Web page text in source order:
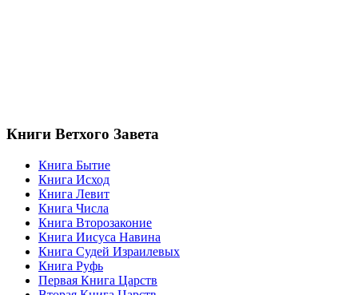
Книги Ветхого Завета
Книга Бытие
Книга Исход
Книга Левит
Книга Числа
Книга Второзаконие
Книга Иисуса Навина
Книга Судей Израилевых
Книга Руфь
Первая Книга Царств